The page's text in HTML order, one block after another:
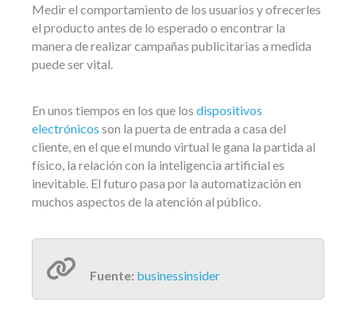
Medir el comportamiento de los usuarios y ofrecerles
el producto antes de lo esperado o encontrar la
manera de realizar campañas publicitarias a medida
puede ser vital.
En unos tiempos en los que los dispositivos
electrónicos son la puerta de entrada a casa del
cliente, en el que el mundo virtual le gana la partida al
físico, la relación con la inteligencia artificial es
inevitable. El futuro pasa por la automatización en
muchos aspectos de la atención al público.
Fuente: businessinsider